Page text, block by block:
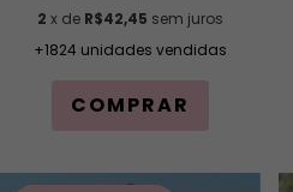
2 x de R$42,45 sem juros
+1824 unidades vendidas
COMPRAR